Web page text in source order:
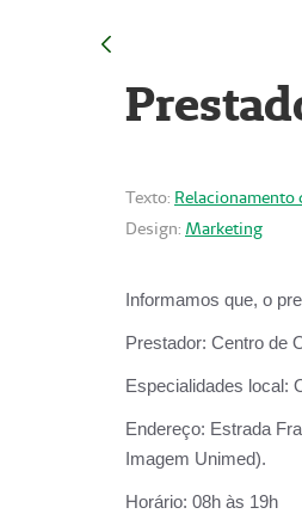
Texto: Relacionamento
Design: Marketing
Informamos que, o
Prestador: Centro de
Especialidades local:
Endereço: Estrada
Imagem Unimed).
Horário: 08h às 19h